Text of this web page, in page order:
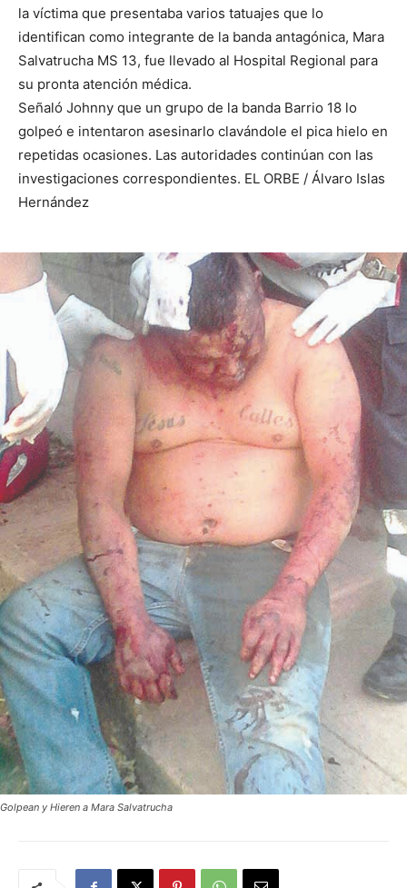
la víctima que presentaba varios tatuajes que lo
identifican como integrante de la banda antagónica, Mara
Salvatrucha MS 13, fue llevado al Hospital Regional para
su pronta atención médica.
Señaló Johnny que un grupo de la banda Barrio 18 lo
golpeó e intentaron asesinarlo clavándole el pica hielo en
repetidas ocasiones. Las autoridades continúan con las
investigaciones correspondientes. EL ORBE / Álvaro Islas
Hernández
Golpean y Hieren a Mara Salvatrucha